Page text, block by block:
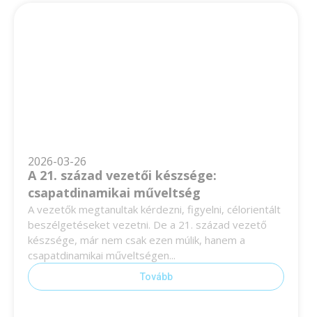
2026-03-26
A 21. század vezetői készsége:
csapatdinamikai műveltség
A vezetők megtanultak kérdezni, figyelni, célorientált
beszélgetéseket vezetni. De a 21. század vezető
készsége, már nem csak ezen múlik, hanem a
csapatdinamikai műveltségen...
Tovább